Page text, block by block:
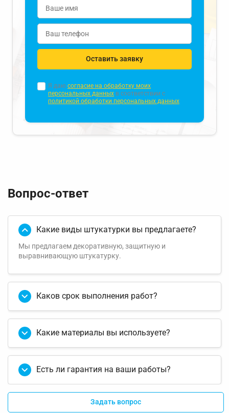
Оставить заявку
Я даю согласие на обработку моих
персональных данных в соответствии с
политикой обработки персональных данных
Вопрос-ответ
Какие виды штукатурки вы предлагаете?
Мы предлагаем декоративную, защитную и
выравнивающую штукатурку.
Каков срок выполнения работ?
Какие материалы вы используете?
Есть ли гарантия на ваши работы?
Задать вопрос